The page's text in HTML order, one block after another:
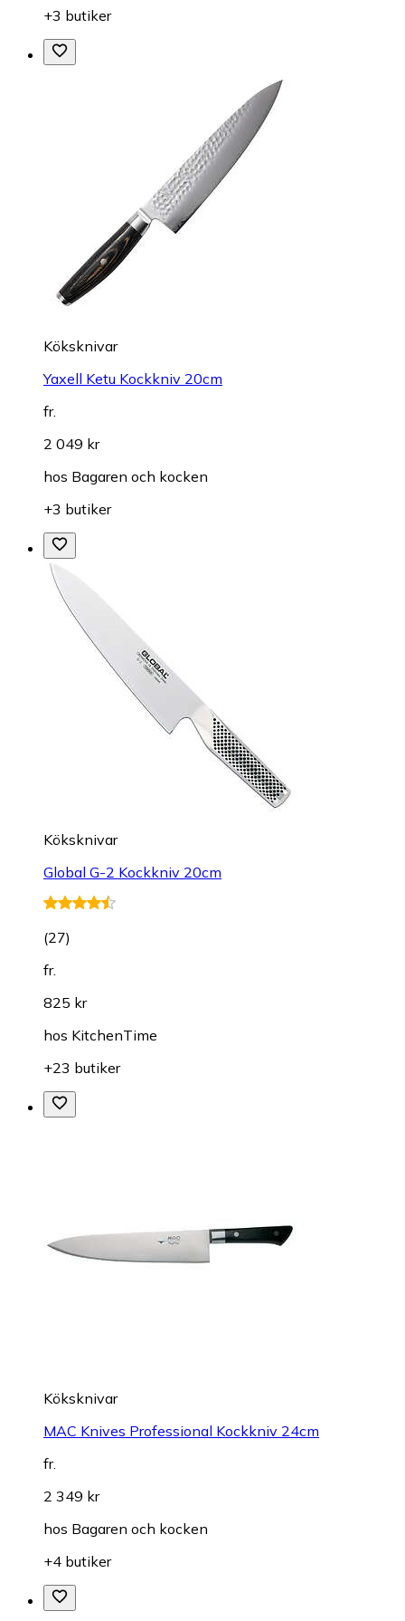
+3 butiker
Köksknivar
Yaxell Ketu Kockkniv 20cm
fr.
2 049 kr
hos Bagaren och kocken
+3 butiker
Köksknivar
Global G-2 Kockkniv 20cm
(27)
fr.
825 kr
hos KitchenTime
+23 butiker
Köksknivar
MAC Knives Professional Kockkniv 24cm
fr.
2 349 kr
hos Bagaren och kocken
+4 butiker